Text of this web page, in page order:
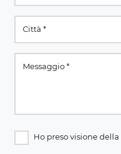
Ho preso visione della